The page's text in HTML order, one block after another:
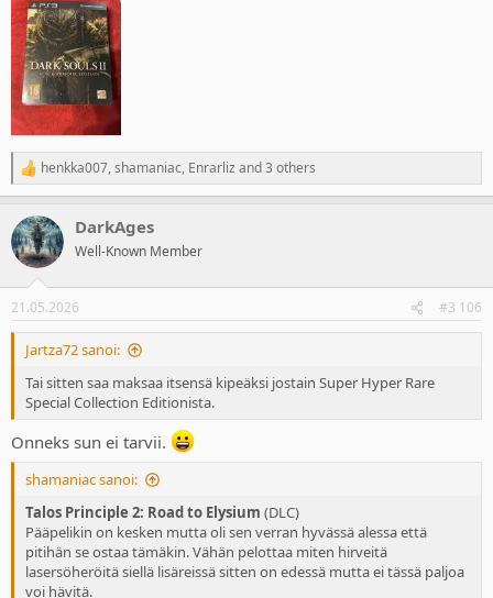
R
e
c
t
i
s
:
henkka007, shamaniac, Enrarliz and 3 others
DarkAges
Well-Known Member
21.05.2026 #3 106
Jartza72 sanoi:
Tai sitten saa maksaa itsensä kipeäksi jostain Super Hyper Rare
Special Collection Editionista.
Onneks sun ei tarvii.
shamaniac sanoi:
Talos Principle 2: Road to Elysium (DLC)
Pääpelikin on kesken mutta oli sen verran hyvässä alessa että
pitihän se ostaa tämäkin. Vähän pelottaa miten hirveitä
lasersöheröitä siellä lisäreissä sitten on edessä mutta ei tässä paljoa
voi hävitä.